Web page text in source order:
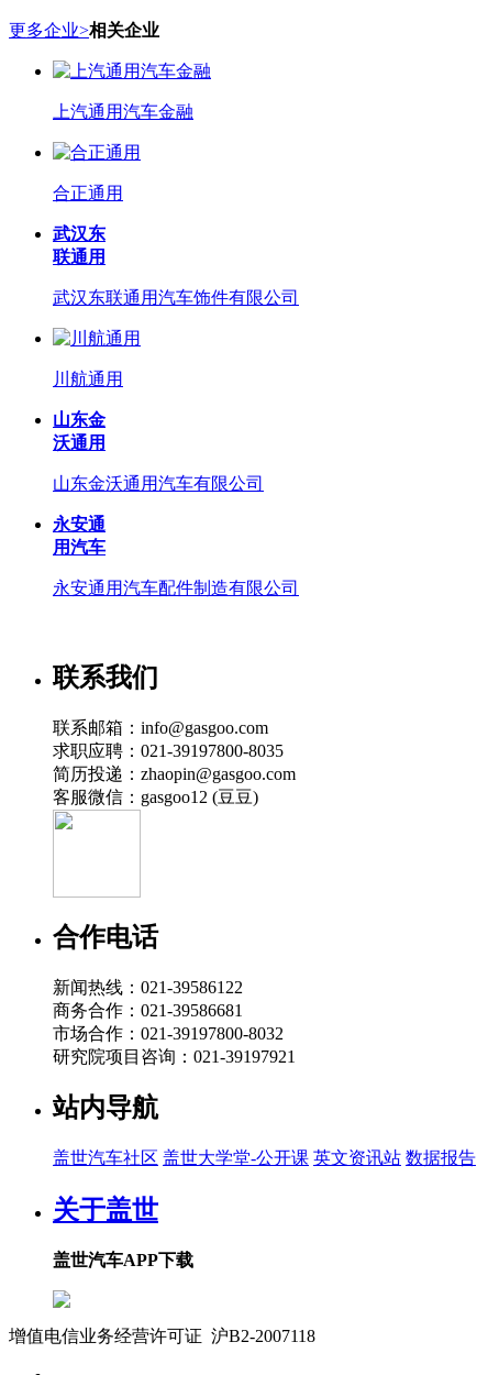
更多企业>相关企业
上汽通用汽车金融
合正通用
武汉东
联通用
武汉东联通用汽车饰件有限公司
川航通用
山东金
沃通用
山东金沃通用汽车有限公司
永安通
用汽车
永安通用汽车配件制造有限公司
联系我们
联系邮箱：info@gasgoo.com
求职应聘：021-39197800-8035
简历投递：zhaopin@gasgoo.com
客服微信：gasgoo12 (豆豆)
合作电话
新闻热线：021-39586122
商务合作：021-39586681
市场合作：021-39197800-8032
研究院项目咨询：021-39197921
站内导航
盖世汽车社区 盖世大学堂-公开课 英文资讯站 数据报告
关于盖世
盖世汽车APP下载
增值电信业务经营许可证 沪B2-2007118